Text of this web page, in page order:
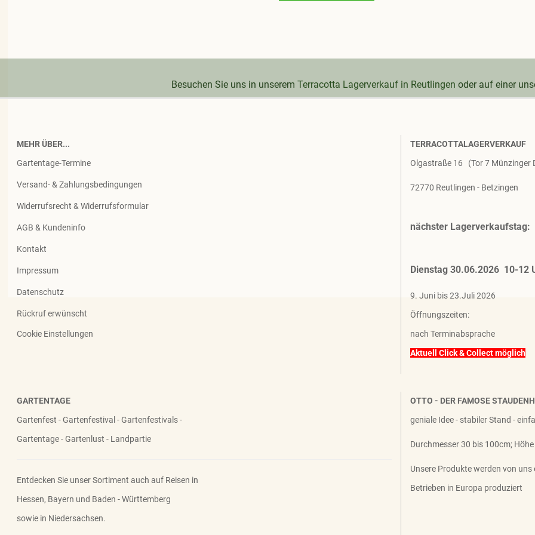
Besuchen Sie uns in unseremTerracotta Lagerverkauf in Reutlingen oder auf einer
MEHR ÜBER...
Gartentage-Termine
Versand- & Zahlungsbedingungen
Widerrufsrecht & Widerrufsformular
AGB & Kundeninfo
Kontakt
Impressum
Datenschutz
Rückruf erwünscht
Cookie Einstellungen
TERRACOTTALAGERVERKAUF
Olgastraße 16 (Tor 7 Münzinger
72770 Reutlingen - Betzingen
nächster Lagerverkaufstag:
Dienstag 30.06.2026 10-12
9. Juni bis 23.Juli 2026
Öffnungszeiten:
nach Terminabsprache
Aktuell Click & Collect möglich
GARTENTAGE
Gartenfest - Gartenfestival - Gartenfestivals -
Gartentage - Gartenlust - Landpartie
Entdecken Sie unser Sortiment auch auf Reisen in
Hessen, Bayern und Baden - Württemberg
sowie in Niedersachsen.
OTTO - DER FAMOSE
geniale Idee - stabiler Stand -
Durchmesser 30 bis 100cm;
Unsere Produkte werden von
Betrieben in Europa produziert